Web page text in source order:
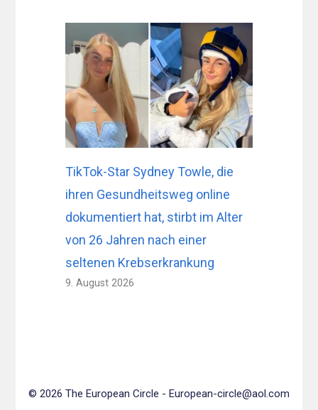
TikTok-Star Sydney Towle, die
ihren Gesundheitsweg online
dokumentiert hat, stirbt im Alter
von 26 Jahren nach einer
seltenen Krebserkrankung
9. August 2026
© 2026 The European Circle - European-circle@aol.com